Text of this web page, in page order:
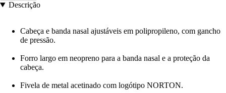
Descrição
Cabeça e banda nasal ajustáveis em polipropileno, com gancho
de pressão.
Forro largo em neopreno para a banda nasal e a proteção da
cabeça.
Fivela de metal acetinado com logótipo NORTON.